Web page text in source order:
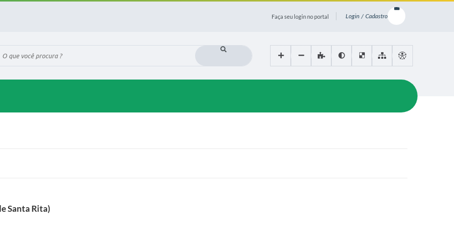
Faça seu login no portal Login / Cadastro
você procura ?
Santa Rita)